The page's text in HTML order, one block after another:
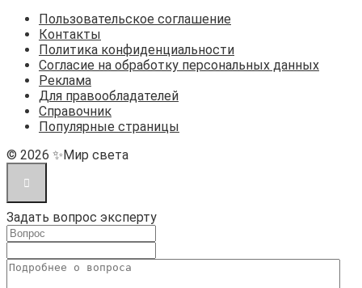
Пользовательское соглашение
Контакты
Политика конфиденциальности
Согласие на обработку персональных данных
Реклама
Для правообладателей
Справочник
Популярные страницы
© 2026 ✨Мир света
Задать вопрос эксперту